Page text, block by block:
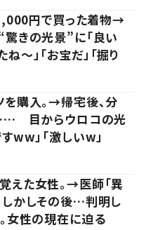
円で買った着物→
きの光景”に「良い
～」「お宝だ」「掘り
を購入。→帰宅後、分
目からウロコの光
ww」「激しいw」
えた女性。→医師「異
しかしその後…判明し
女性の現在に迫る